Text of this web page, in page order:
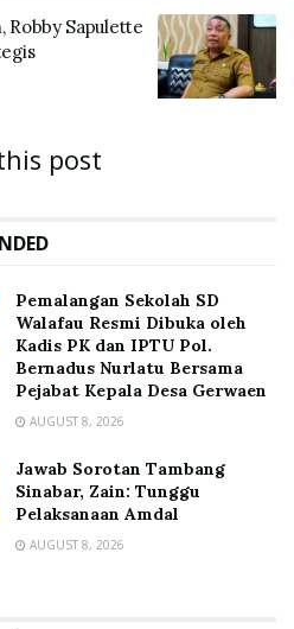
Robby Sapulette
post
Pemalangan Sekolah SD
Walafau Resmi Dibuka oleh
Kadis PK dan IPTU Pol.
Bernadus Nurlatu Bersama
Pejabat Kepala Desa Gerwaen
AUGUST 8, 2026
Jawab Sorotan Tambang
Sinabar, Zain: Tunggu
Pelaksanaan Amdal
AUGUST 8, 2026